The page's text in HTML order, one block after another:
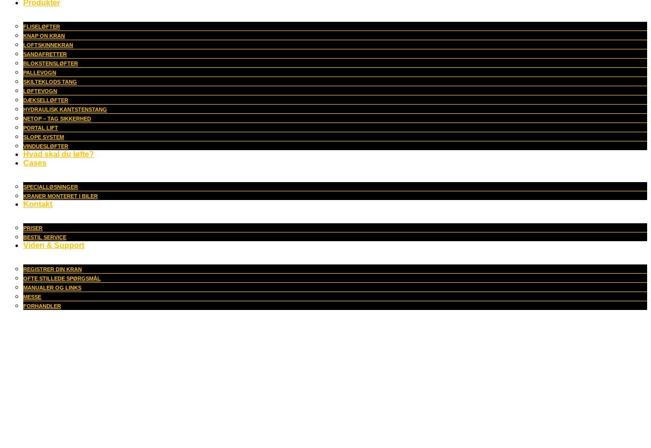
Produkter
FLISELØFTER
KNAP ON KRAN
LOFTSKINNEKRAN
SANDAFRETTER
BLOKSTENSLØFTER
PALLEVOGN
SKILTEKLODS TANG
LØFTEVOGN
DÆKSELLØFTER
HYDRAULISK KANTSTENSTANG
NETOP – TAG SIKKERHED
PORTAL LIFT
SLOPE SYSTEM
VINDUESLØFTER
Hvad skal du løfte?
Cases
SPECIALLØSNINGER
KRANER MONTERET I BILER
Kontakt
PRISER
BESTIL SERVICE
Viden & Support
REGISTRER DIN KRAN
OFTE STILLEDE SPØRGSMÅL
MANUALER OG LINKS
MESSE
FORHANDLER